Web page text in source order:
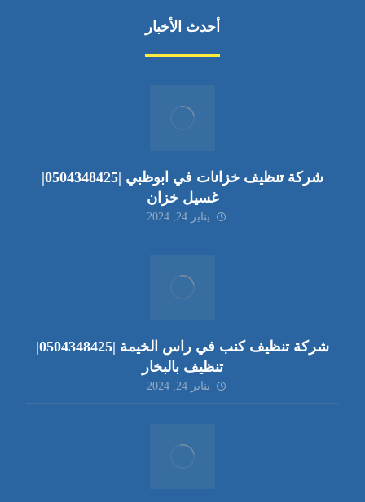
أحدث الأخبار
شركة تنظيف خزانات في ابوظبي |0504348425|
غسيل خزان
يناير 24, 2024
شركة تنظيف كنب في راس الخيمة |0504348425|
تنظيف بالبخار
يناير 24, 2024